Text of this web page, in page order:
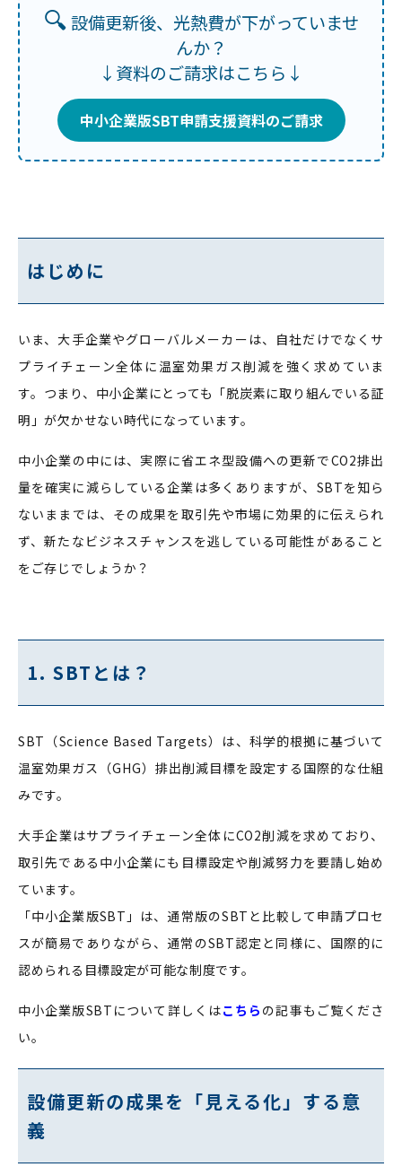
🔍設備更新後、光熱費が下がっていませ
んか？
↓資料のご請求はこちら↓
中小企業版SBT申請支援資料のご請求
はじめに
いま、大手企業やグローバルメーカーは、自社だけでなくサ
プライチェーン全体に温室効果ガス削減を強く求めていま
す。つまり、中小企業にとっても「脱炭素に取り組んでいる証
明」が欠かせない時代になっています。
中小企業の中には、実際に省エネ型設備への更新でCO2排出
量を確実に減らしている企業は多くありますが、SBTを知ら
ないままでは、その成果を取引先や市場に効果的に伝えられ
ず、新たなビジネスチャンスを逃している可能性があること
をご存じでしょうか？
1. SBTとは？
SBT（Science Based Targets）は、科学的根拠に基づいて
温室効果ガス（GHG）排出削減目標を設定する国際的な仕組
みです。
大手企業はサプライチェーン全体にCO2削減を求めており、
取引先である中小企業にも目標設定や削減努力を要請し始め
ています。
「中小企業版SBT」は、通常版のSBTと比較して申請プロセ
スが簡易でありながら、通常のSBT認定と同様に、国際的に
認められる目標設定が可能な制度です。
中小企業版SBTについて詳しくはこちら の記事もご覧くださ
い。
設備更新の成果を「見える化」する意
義